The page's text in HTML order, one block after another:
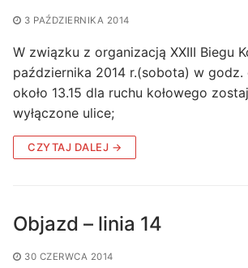
3 PAŹDZIERNIKA 2014
W związku z organizacją XXIII Biegu
października 2014 r.(sobota) w godz.
około 13.15 dla ruchu kołowego
wyłączone ulice;
CZYTAJ DALEJ →
Objazd – linia 14
30 CZERWCA 2014